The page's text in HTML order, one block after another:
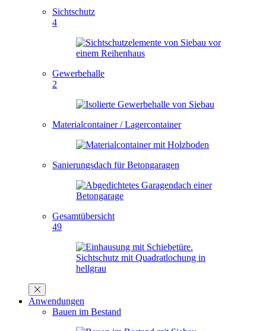
Sichtschutz
4
Gewerbehalle
2
Materialcontainer / Lagercontainer
Sanierungsdach für Betongaragen
Gesamtübersicht
49
Anwendungen
Bauen im Bestand